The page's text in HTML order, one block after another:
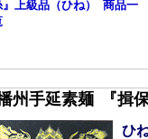
』上級品（ひね） 商品一
州手延素麺 『揖
ひ